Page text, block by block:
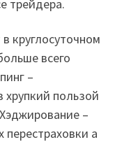
трейдера.
круглосуточном
всего
–
хрупкий пользой
–
перестраховки а